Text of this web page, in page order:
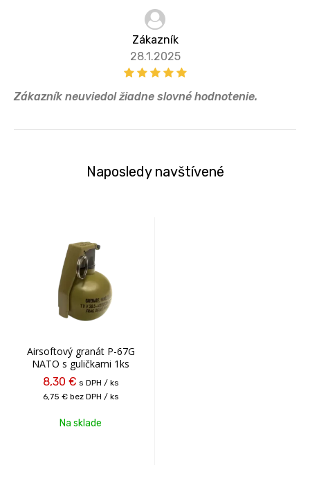
Zákazník
28.1.2025
Zákazník neuviedol žiadne slovné hodnotenie.
Naposledy navštívené
Airsoftový granát P-67G
NATO s guličkami 1ks
8,30 € s DPH / ks
6,75 € bez DPH / ks
Na sklade